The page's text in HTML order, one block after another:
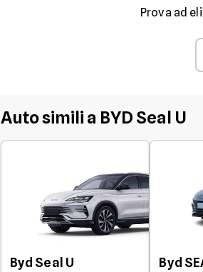
Prova ad
Auto simili a BYD Seal U
Byd Seal U
Byd